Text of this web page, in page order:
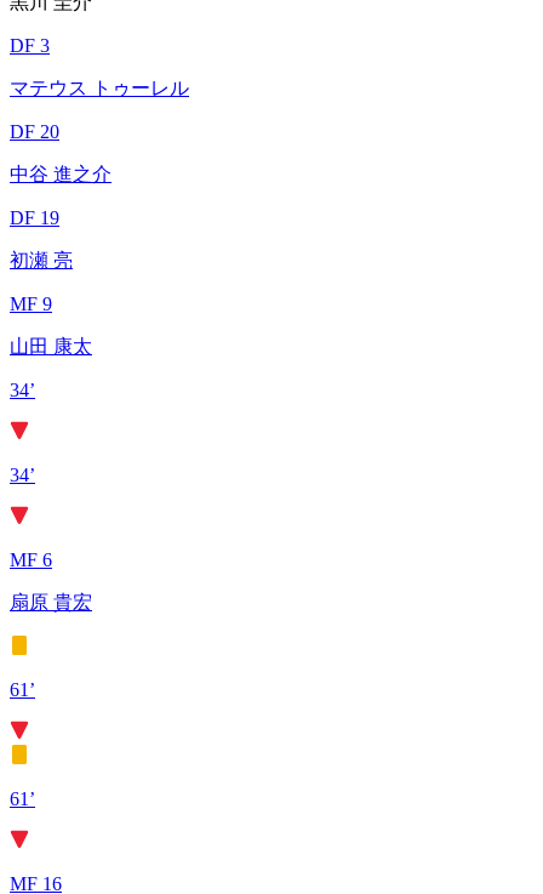
DF 3
マテウス トゥーレル
DF 20
中谷 進之介
DF 19
初瀬 亮
MF 9
山田 康太
34’
34’
MF 6
扇原 貴宏
61’
61’
MF 16